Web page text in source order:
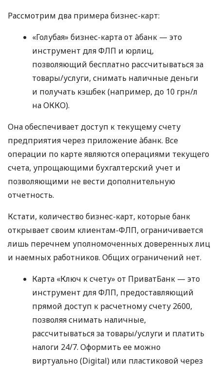
Рассмотрим два примера бизнес-карт:
«Голубая» бизнес-карта от àбанк — это
инструмент для ФЛП и юрлиц,
позволяющий бесплатно рассчитываться за
товары/услуги, снимать наличные деньги
и получать кэшбек (например, до 10 грн/л
на ОККО).
Она обеспечивает доступ к текущему счету
предприятия через приложение àбанк. Все
операции по карте являются операциями текущего
счета, упрощающими бухгалтерский учет и
позволяющими не вести дополнительную
отчетность.
Кстати, количество бизнес-карт, которые банк
открывает своим клиентам-ФЛП, ограничивается
лишь перечнем уполномоченных доверенных лиц
и наемных работников. Общих ограничений нет.
Карта «Ключ к счету» от ПриватБанк — это
инструмент для ФЛП, предоставляющий
прямой доступ к расчетному счету 2600,
позволяя снимать наличные,
рассчитываться за товары/услуги и платить
налоги 24/7. Оформить ее можно
виртуально (Digital) или пластиковой через